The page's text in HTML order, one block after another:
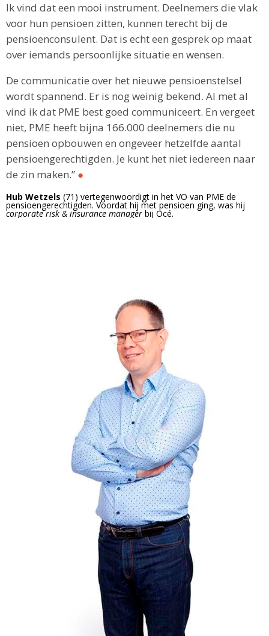
Ik vind dat een mooi instrument. Deelnemers die vlak
voor hun pensioen zitten, kunnen terecht bij de
pensioenconsulent. Dat is echt een gesprek op maat
over iemands persoonlijke situatie en wensen.
De communicatie over het nieuwe pensioenstelsel
wordt spannend. Er is nog weinig bekend. Al met al
vind ik dat PME best goed communiceert. En vergeet
niet, PME heeft bijna 166.000 deelnemers die nu
pensioen opbouwen en ongeveer hetzelfde aantal
pensioengerechtigden. Je kunt het niet iedereen naar
de zin maken.” ●
Hub Wetzels (71) vertegenwoordigt in het VO van PME de
pensioengerechtigden. Voordat hij met pensioen ging, was hij
corporate risk & insurance manager bij Océ.